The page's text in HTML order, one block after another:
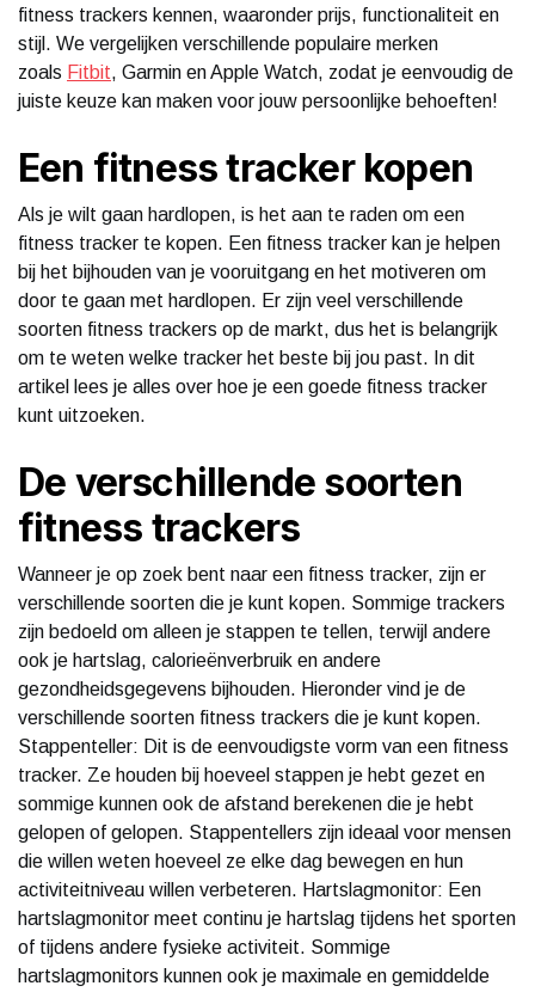
fitness trackers kennen, waaronder prijs, functionaliteit en
stijl. We vergelijken verschillende populaire merken
zoals Fitbit, Garmin en Apple Watch, zodat je eenvoudig de
juiste keuze kan maken voor jouw persoonlijke behoeften!
Een fitness tracker kopen
Als je wilt gaan hardlopen, is het aan te raden om een
fitness tracker te kopen. Een fitness tracker kan je helpen
bij het bijhouden van je vooruitgang en het motiveren om
door te gaan met hardlopen. Er zijn veel verschillende
soorten fitness trackers op de markt, dus het is belangrijk
om te weten welke tracker het beste bij jou past. In dit
artikel lees je alles over hoe je een goede fitness tracker
kunt uitzoeken.
De verschillende soorten
fitness trackers
Wanneer je op zoek bent naar een fitness tracker, zijn er
verschillende soorten die je kunt kopen. Sommige trackers
zijn bedoeld om alleen je stappen te tellen, terwijl andere
ook je hartslag, calorieënverbruik en andere
gezondheidsgegevens bijhouden. Hieronder vind je de
verschillende soorten fitness trackers die je kunt kopen.
Stappenteller: Dit is de eenvoudigste vorm van een fitness
tracker. Ze houden bij hoeveel stappen je hebt gezet en
sommige kunnen ook de afstand berekenen die je hebt
gelopen of gelopen. Stappentellers zijn ideaal voor mensen
die willen weten hoeveel ze elke dag bewegen en hun
activiteitniveau willen verbeteren. Hartslagmonitor: Een
hartslagmonitor meet continu je hartslag tijdens het sporten
of tijdens andere fysieke activiteit. Sommige
hartslagmonitors kunnen ook je maximale en gemiddelde